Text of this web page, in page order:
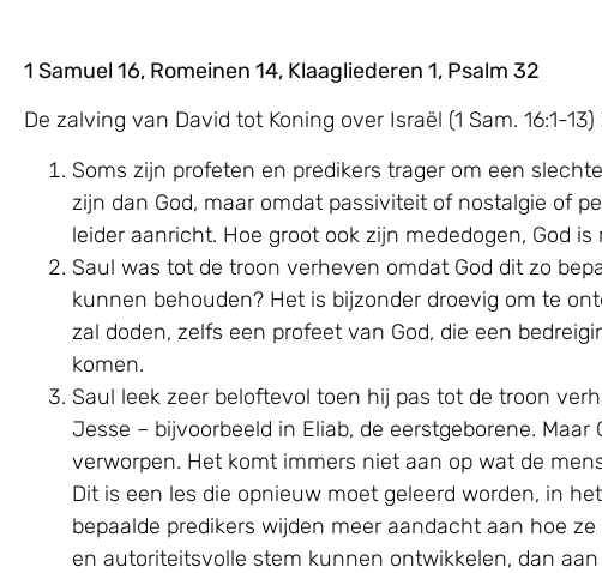
1 Samuel 16, Romeinen 14, Klaagliederen 1, Psalm 32
De zalving van David tot Koning over Israël (1 Sam. 16:1-
Soms zijn profeten en predikers trager om een
zijn dan God, maar omdat passiviteit of nostalgie of
leider aanricht. Hoe groot ook zijn mededogen, God is
Saul was tot de troon verheven omdat God dit zo
kunnen behouden? Het is bijzonder droevig om te
zal doden, zelfs een profeet van God, die een
komen.
Saul leek zeer beloftevol toen hij pas tot de troon
Jesse – bijvoorbeeld in Eliab, de eerstgeborene.
verworpen. Het komt immers niet aan op wat de
Dit is een les die opnieuw moet geleerd worden, in
bepaalde predikers wijden meer aandacht aan hoe
en autoriteitsvolle stem kunnen ontwikkelen, dan